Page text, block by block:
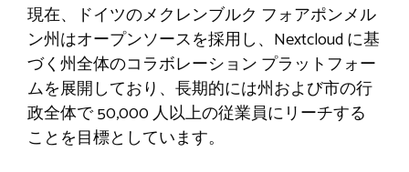
現在、ドイツのメクレンブルク フォアポンメル
ン州はオープンソースを採用し、Nextcloud に基
づく州全体のコラボレーション プラットフォー
ムを展開しており、長期的には州および市の行
政全体で 50,000 人以上の従業員にリーチする
ことを目標としています。